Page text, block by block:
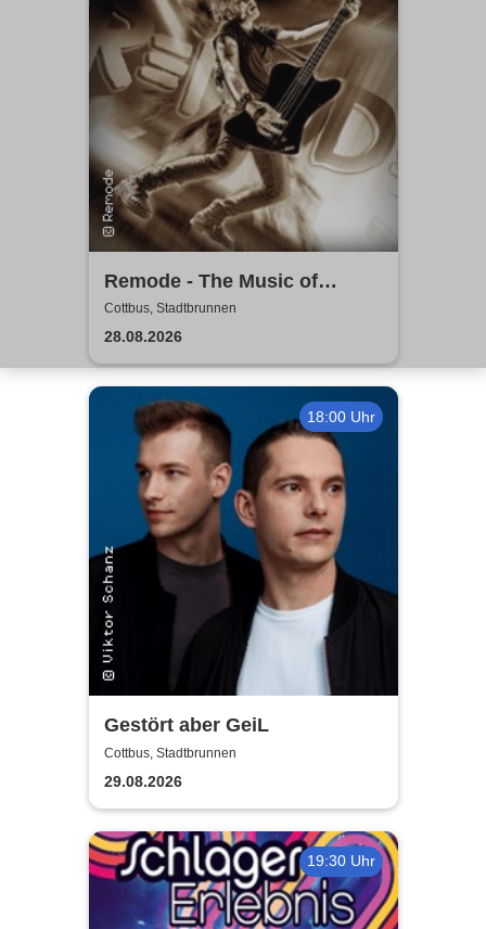
Remode - The Music of
Depeche Mode
Cottbus, Stadtbrunnen
28.08.2026
18:00 Uhr
Gestört aber GeiL
Cottbus, Stadtbrunnen
29.08.2026
19:30 Uhr